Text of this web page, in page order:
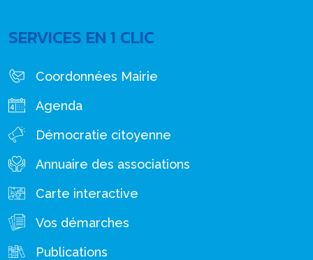
SERVICES EN 1 CLIC
Coordonnées Mairie
Agenda
Démocratie citoyenne
Annuaire des associations
Carte interactive
Vos démarches
Publications